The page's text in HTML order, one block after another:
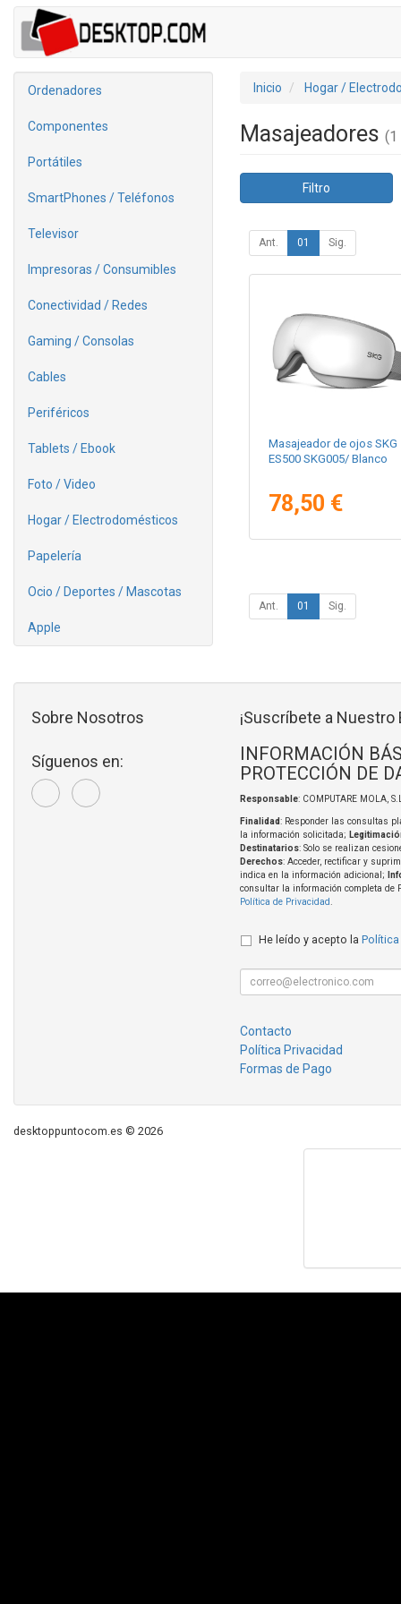
Ordenadores
Componentes
Portátiles
SmartPhones / Teléfonos
Televisor
Impresoras / Consumibles
Conectividad / Redes
Gaming / Consolas
Cables
Periféricos
Tablets / Ebook
Foto / Video
Hogar / Electrodomésticos
Papelería
Ocio / Deportes / Mascotas
Apple
Inicio Hogar /
Masajeadores (1
Filtro
Ant. 01 Sig.
Masajeador de ojos SKG
ES500 SKG005/ Blanco
78,50 €
Ant. 01 Sig.
Sobre Nosotros
Síguenos en:
¡Suscríbete a Nuestro
INFORMACIÓN
PROTECCIÓN DE
Responsable: COMPUTARE MOLA,
Finalidad: Responder las consultas
la información solicitada;
Destinatarios: Solo se realizan
Derechos: Acceder, rectificar y
indica en la información adicional;
consultar la información completa de
Política de Privacidad
He leído y acepto la Política
Contacto
Política Privacidad
Formas de Pago
desktoppuntocom.es © 2026